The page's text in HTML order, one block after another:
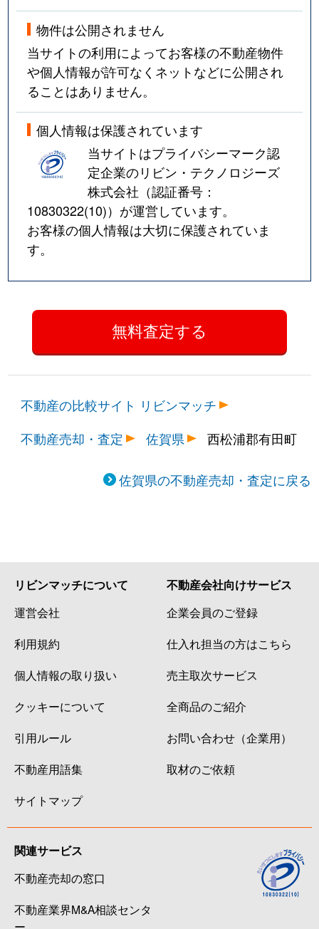
物件は公開されません
当サイトの利用によってお客様の不動産物件
や個人情報が許可なくネットなどに公開され
ることはありません。
個人情報は保護されています
当サイトはプライバシーマーク認
定企業のリビン・テクノロジーズ
株式会社（認証番号：
10830322(10)）が運営しています。
お客様の個人情報は大切に保護されていま
す。
不動産の比較サイト リビンマッチ
不動産売却・査定
佐賀県 西松浦郡有田町
佐賀県の不動産売却・査定に戻る
リビンマッチについて
運営会社
利用規約
個人情報の取り扱い
クッキーについて
引用ルール
不動産用語集
サイトマップ
不動産会社向けサービス
企業会員のご登録
仕入れ担当の方はこちら
売主取次サービス
全商品のご紹介
お問い合わせ（企業用）
取材のご依頼
関連サービス
不動産売却の窓口
不動産業界M&A相談センタ